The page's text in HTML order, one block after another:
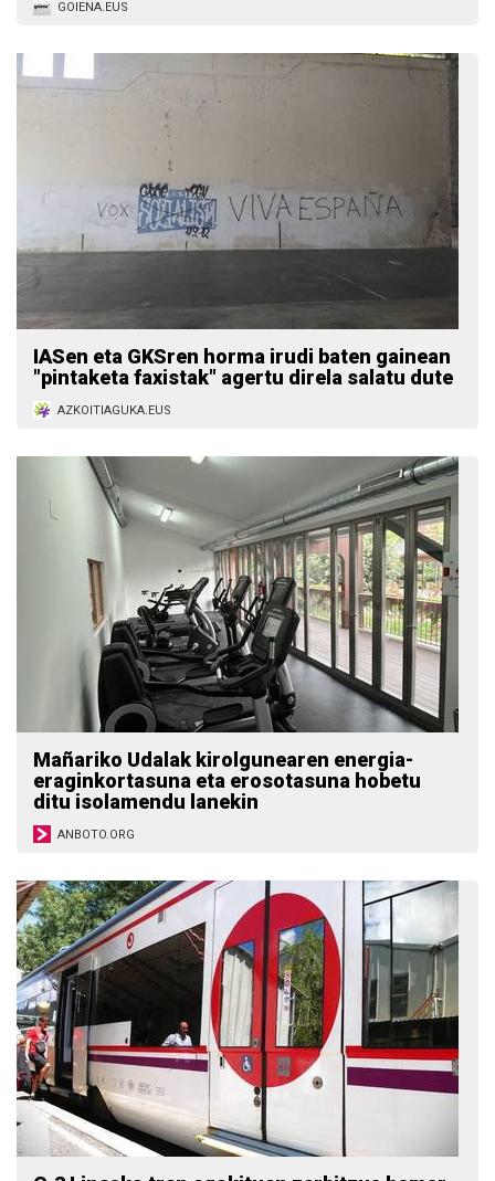
GOIENA.EUS
IASen eta GKSren horma irudi baten gainean
"pintaketa faxistak" agertu direla salatu dute
AZKOITIAGUKA.EUS
Mañariko Udalak kirolgunearen energia-
eraginkortasuna eta erosotasuna hobetu
ditu isolamendu lanekin
ANBOTO.ORG